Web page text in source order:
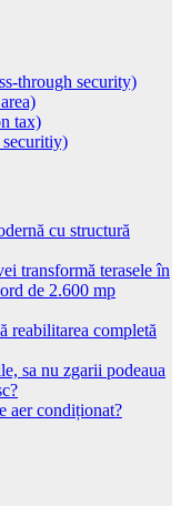
through security)
tax)
cu structură
transformă terasele în
de 2.600 mp
reabilitarea completă
sa nu zgarii podeaua
aer condiționat?